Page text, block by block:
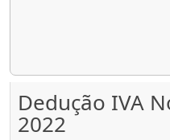
Dedução IVA
2022